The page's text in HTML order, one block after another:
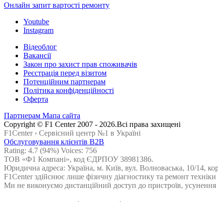
Онлайн запит вартостi ремонту
Youtube
Instagram
Відеоблог
Вакансії
Закон про захист прав споживачів
Реєстрація перед візитом
Потенційним партнерам
Політика конфіденційності
Оферта
Партнерам Мапа сайта
Сopyright © F1 Center 2007 - 2026.Всі права захищені
F1Center › Cервісний центр №1 в Україні
Обслуговування клієнтів B2B
Rating: 4.7 (94%) Voices: 756
ТОВ «Ф1 Компані», код ЄДРПОУ 38981386.
Юридична адреса: Україна, м. Київ, вул. Волноваська, 10/14,
F1Center здійснює лише фізичну діагностику та ремонт
Ми не виконуємо дистанційний доступ до пристроїв, усунення